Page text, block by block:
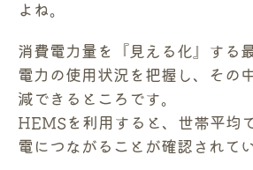
よね。
消費電力量を『見える化』する
電力の使用状況を把握し、その
減できるところです。
HEMSを利用すると、世帯平均
電につながることが確認されて